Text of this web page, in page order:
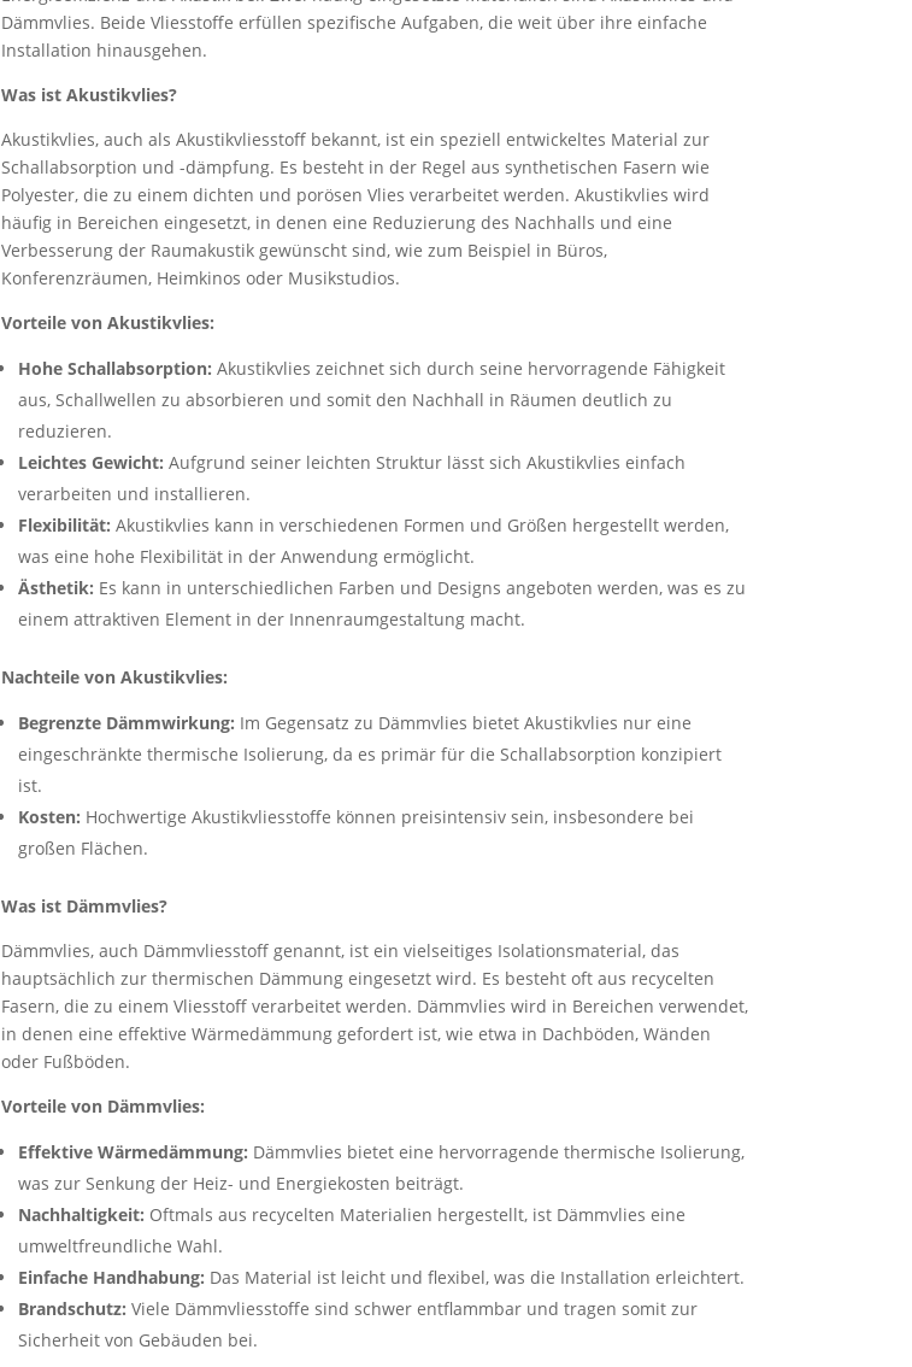
Dämmvlies. Beide Vliesstoffe erfüllen spezifische Aufgaben, die weit über ihre einfache
Installation hinausgehen.
Was ist Akustikvlies?
Akustikvlies, auch als Akustikvliesstoff bekannt, ist ein speziell entwickeltes Material zur
Schallabsorption und -dämpfung. Es besteht in der Regel aus synthetischen Fasern wie
Polyester, die zu einem dichten und porösen Vlies verarbeitet werden. Akustikvlies wird
häufig in Bereichen eingesetzt, in denen eine Reduzierung des Nachhalls und eine
Verbesserung der Raumakustik gewünscht sind, wie zum Beispiel in Büros,
Konferenzräumen, Heimkinos oder Musikstudios.
Vorteile von Akustikvlies:
Hohe Schallabsorption: Akustikvlies zeichnet sich durch seine hervorragende Fähigkeit
aus, Schallwellen zu absorbieren und somit den Nachhall in Räumen deutlich zu
reduzieren.
Leichtes Gewicht: Aufgrund seiner leichten Struktur lässt sich Akustikvlies einfach
verarbeiten und installieren.
Flexibilität: Akustikvlies kann in verschiedenen Formen und Größen hergestellt werden,
was eine hohe Flexibilität in der Anwendung ermöglicht.
Ästhetik: Es kann in unterschiedlichen Farben und Designs angeboten werden, was es zu
einem attraktiven Element in der Innenraumgestaltung macht.
Nachteile von Akustikvlies:
Begrenzte Dämmwirkung: Im Gegensatz zu Dämmvlies bietet Akustikvlies nur eine
eingeschränkte thermische Isolierung, da es primär für die Schallabsorption konzipiert
ist.
Kosten: Hochwertige Akustikvliesstoffe können preisintensiv sein, insbesondere bei
großen Flächen.
Was ist Dämmvlies?
Dämmvlies, auch Dämmvliesstoff genannt, ist ein vielseitiges Isolationsmaterial, das
hauptsächlich zur thermischen Dämmung eingesetzt wird. Es besteht oft aus recycelten
Fasern, die zu einem Vliesstoff verarbeitet werden. Dämmvlies wird in Bereichen verwendet,
in denen eine effektive Wärmedämmung gefordert ist, wie etwa in Dachböden, Wänden
oder Fußböden.
Vorteile von Dämmvlies:
Effektive Wärmedämmung: Dämmvlies bietet eine hervorragende thermische Isolierung,
was zur Senkung der Heiz- und Energiekosten beiträgt.
Nachhaltigkeit: Oftmals aus recycelten Materialien hergestellt, ist Dämmvlies eine
umweltfreundliche Wahl.
Einfache Handhabung: Das Material ist leicht und flexibel, was die Installation erleichtert.
Brandschutz: Viele Dämmvliesstoffe sind schwer entflammbar und tragen somit zur
Sicherheit von Gebäuden bei.